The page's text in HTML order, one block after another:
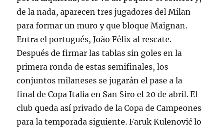
de la nada, aparecen tres jugadores del Milan
para formar un muro y que bloque Maignan.
Entra el portugués, João Félix al rescate.
Después de firmar las tablas sin goles en la
primera ronda de estas semifinales, los
conjuntos milaneses se jugarán el pase a la
final de Copa Italia en San Siro el 20 de abril. El
club queda así privado de la Copa de Campeones
para la temporada siguiente. Faruk Kulenović lo